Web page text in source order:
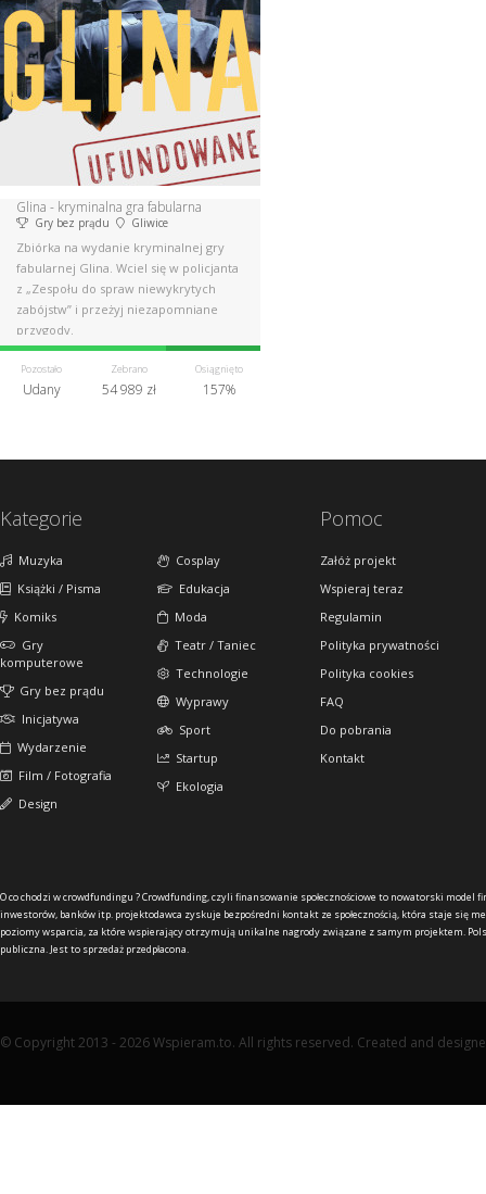
Glina - kryminalna gra fabularna
Gry bez prądu Gliwice
Zbiórka na wydanie kryminalnej gry
fabularnej Glina. Wciel się w policjanta
z „Zespołu do spraw niewykrytych
zabójstw” i przeżyj niezapomniane
przygody.
Pozostało
Udany
Zebrano
54 989 zł
Osiągnięto
157%
Kategorie
Muzyka
Książki / Pisma
Komiks
Gry
komputerowe
Gry bez prądu
Inicjatywa
Wydarzenie
Film / Fotografia
Design
Cosplay
Edukacja
Moda
Teatr / Taniec
Technologie
Wyprawy
Sport
Startup
Ekologia
Pomoc
Załóż projekt
Wspieraj teraz
Regulamin
Polityka prywatności
Polityka cookies
FAQ
Do pobrania
Kontakt
O co chodzi w crowdfundingu ?Crowdfunding, czyli finansowanie społecznościowe to nowatorski model
inwestorów, banków itp. projektodawca zyskuje bezpośredni kontakt ze społecznością, która staje się
poziomy wsparcia, za które wspierający otrzymują unikalne nagrody związane z samym projektem.
publiczna. Jest to sprzedaż przedpłacona.
© Copyright 2013 - 2026 Wspieram.to. All rights reserved. Created and